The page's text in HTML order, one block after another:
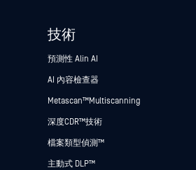
技術
預測性 Alin AI
AI 內容檢查器
Metascan™ Multiscanning
深度CDR™技術
檔案類型偵測™
主動式 DLP™